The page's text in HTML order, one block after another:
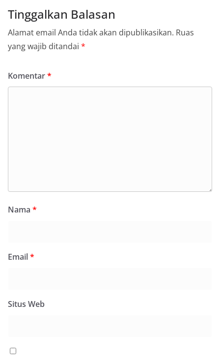
Tinggalkan Balasan
Alamat email Anda tidak akan dipublikasikan. Ruas
yang wajib ditandai *
Komentar*
Nama *
Email*
Situs Web